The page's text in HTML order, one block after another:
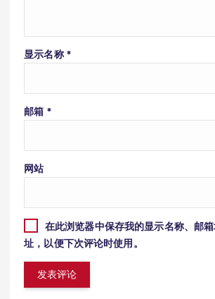
显示名称 *
邮箱 *
网站
在此浏览器中保存我的显示名称、邮
址，以便下次评论时使用。